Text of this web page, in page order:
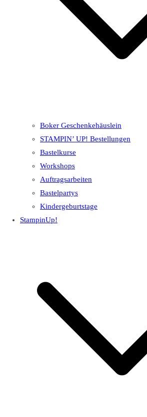
Boker Geschenkehäuslein
STAMPIN’ UP! Bestellungen
Bastelkurse
Workshops
Auftragsarbeiten
Bastelpartys
Kindergeburtstage
StampinUp!